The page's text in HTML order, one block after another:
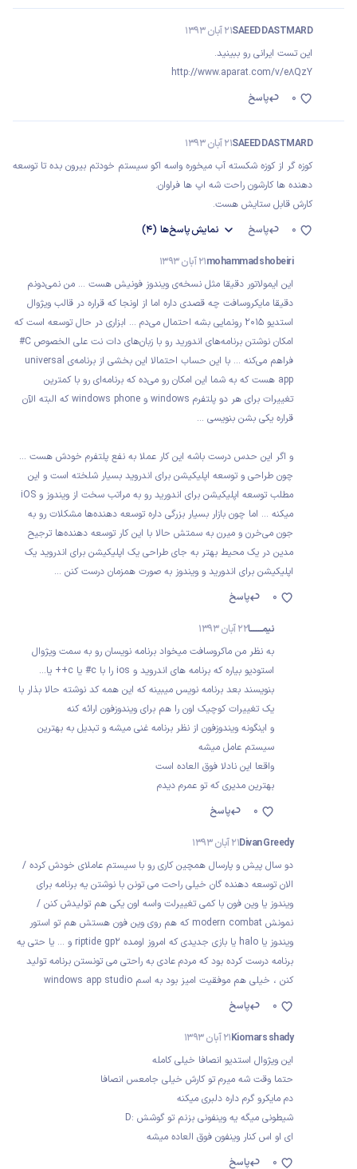
SAEED DASTMARD21 آبان 1393
این تست ایرانی رو ببینید.
http://www.aparat.com/v/e8QzY
پاسخ
0
SAEED DASTMARD21 آبان 1393
کوزه گر از کوزه شکسته آب میخوره واسه اکو سیستم خودتم بیرون بده تا توسعه
دهنده ها کارشون راحت شه اپ ها فراوان.
کارش قابل ستایش هست.
پاسخ
نمایشپاسخ‌ها (4) 0
mohammad shobeiri21 آبان 1393
این ایمولاتور دقیقا مثل نسخه‌ی ویندوز فونیش هست ... من نمی‌دونم
دقیقا مایکروسافت چه قصدی داره اما از اونجا که قراره در قالب ویژوال
استدیو ۲۰۱۵ رونمایی بشه احتمال می‌دم ... ابزاری در حال توسعه است که
امکان نوشتن برنامه‌های اندورید رو با زبان‌های دات نت علی الخصوص C#
فراهم می‌کنه ... با این حساب احتمالا این بخشی از برنامه‌ی universal
app هست که به شما این امکان رو می‌ده که برنامه‌ای رو با کمترین
تغییرات برای هر دو پلتفرم windows و windows phone که البته الآن
قراره یکی بشن بنویسی ...
و اگر این حدس درست باشه این کار عملا به نفع پلتفرم خودش هست ...
چون طراحی و توسعه اپلیکیشن برای اندروید بسیار شلخته است و این
مطلب توسعه اپلیکیشن برای اندورید رو به مراتب سخت از ویندوز و iOS
میکنه ... اما چون بازار بسیار بزرگی داره توسعه دهنده‌ها مشکلات رو به
جون می‌خرن و میرن به سمتش حالا با این کار توسعه دهنده‌ها ترجیح
مدین در یک محیط بهتر به جای طراحی یک اپلیکیشن برای اندروید یک
اپلیکیشن برای اندورید و ویندوز به صورت همزمان درست کنن ...
پاسخ
0
نیمــــــــــا22 آبان 1393
به نظر من ماکروسافت میخواد برنامه نویسان رو به سمت ویژوال
استودیو بیاره که برنامه های اندروید و ios را با c# یا c++ یا...
بنویسند بعد برنامه نویس میبینه که این همه کد نوشته حالا بذار با
یک تغییرات کوچیک اون را هم برای ویندوزفون ارائه کنه
و اینگونه ویندوزفون از نظر برنامه غنی میشه و تبدیل به بهترین
سیستم عامل میشه
واقعا این نادلا فوق العاده است
بهترین مدیری که تو عمرم دیدم
پاسخ
0
Divan Greedy21 آبان 1393
دو سال پیش و پارسال همچین کاری رو با سیستم عاملای خودش کرده /
الان توسعه دهنده گان خیلی راحت می تونن با نوشتن یه برنامه برای
ویندوز یا وین فون با کمی تغییرلت واسه اون یکی هم تولیدش کنن /
نمونش modern combat که هم روی وین فون هستش هم تو استور
ویندوز یا halo یا بازی جدیدی که امروز اومده riptide gp2 و ... یا حتی یه
برنامه درست کرده بود که مردم عادی به راحتی می تونستن برنامه تولید
کنن ، خیلی هم موفقیت امیز بود به اسم windows app studio
پاسخ
0
Kiomars shady21 آبان 1393
این ویژوال استدیو انصافا خیلی کامله
حتما وقت شه میرم تو کارش خیلی جامعس انصافا
دم مایکرو گرم داره دلبری میکنه
شیطونی میگه یه وینفونی بزنم تو گوشش :D
ای او اس کنار وینفون فوق العاده میشه
پاسخ
0